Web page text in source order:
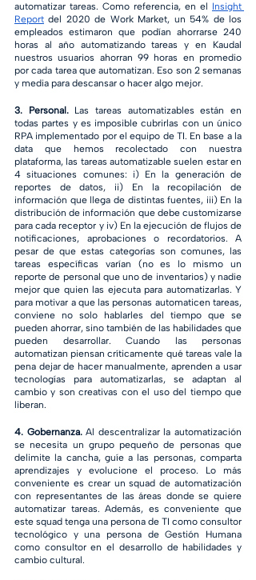
automatizar tareas. Como referencia, en el Insight
Report del 2020 de Work Market, un 54% de los
empleados estimaron que podían ahorrarse 240
horas al año automatizando tareas y en Kaudal
nuestros usuarios ahorran 99 horas en promedio
por cada tarea que automatizan. Eso son 2 semanas
y media para descansar o hacer algo mejor.
3. Personal. Las tareas automatizables están en
todas partes y es imposible cubrirlas con un único
RPA implementado por el equipo de TI. En base a la
data que hemos recolectado con nuestra
plataforma, las tareas automatizable suelen estar en
4 situaciones comunes: i) En la generación de
reportes de datos, ii) En la recopilación de
información que llega de distintas fuentes, iii) En la
distribución de información que debe customizarse
para cada receptor y iv) En la ejecución de flujos de
notificaciones, aprobaciones o recordatorios. A
pesar de que estas categorías son comunes, las
tareas específicas varían (no es lo mismo un
reporte de personal que uno de inventarios) y nadie
mejor que quien las ejecuta para automatizarlas. Y
para motivar a que las personas automaticen tareas,
conviene no solo hablarles del tiempo que se
pueden ahorrar, sino también de las habilidades que
pueden desarrollar. Cuando las personas
automatizan piensan críticamente qué tareas vale la
pena dejar de hacer manualmente, aprenden a usar
tecnologías para automatizarlas, se adaptan al
cambio y son creativas con el uso del tiempo que
liberan.
4. Gobernanza. Al descentralizar la automatización
se necesita un grupo pequeño de personas que
delimite la cancha, guíe a las personas, comparta
aprendizajes y evolucione el proceso. Lo más
conveniente es crear un squad de automatización
con representantes de las áreas donde se quiere
automatizar tareas. Además, es conveniente que
este squad tenga una persona de TI como consultor
tecnológico y una persona de Gestión Humana
como consultor en el desarrollo de habilidades y
cambio cultural.